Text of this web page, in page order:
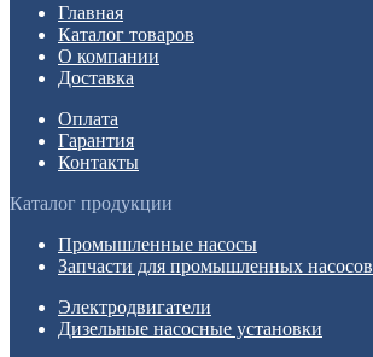
Главная
Каталог товаров
О компании
Доставка
Оплата
Гарантия
Контакты
Каталог продукции
Промышленные насосы
Запчасти для промышленных насосов
Электродвигатели
Дизельные насосные установки